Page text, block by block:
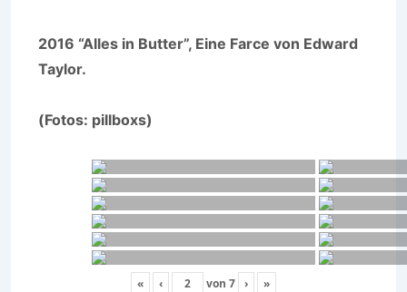
2016 “Alles in Butter”, Eine Farce von Edward
Taylor.
(Fotos: pillboxs)
« ‹ von 7 › »